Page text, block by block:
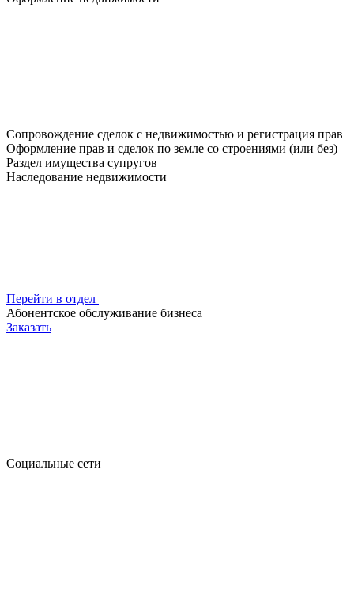
Сопровождение сделок с недвижимостью и регистрация прав
Оформление прав и сделок по земле со строениями (или без)
Раздел имущества супругов
Наследование недвижимости
Перейти в отдел
Абонентское обслуживание бизнеса
Заказать
Социальные сети